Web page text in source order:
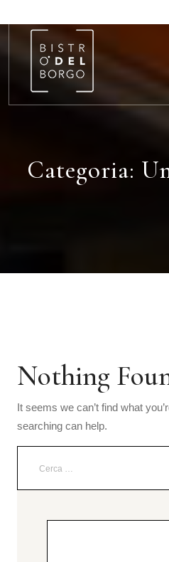
Categoria:
Nothing
It seems we can’t find what
searching can help.